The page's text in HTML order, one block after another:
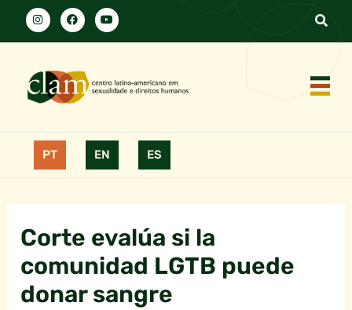
PT EN ES
Corte evalúa si la
comunidad LGTB puede
donar sangre